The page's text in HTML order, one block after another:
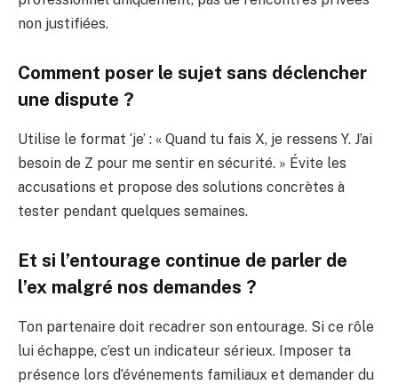
non justifiées.
Comment poser le sujet sans déclencher
une dispute ?
Utilise le format ‘je’ : « Quand tu fais X, je ressens Y. J’ai
besoin de Z pour me sentir en sécurité. » Évite les
accusations et propose des solutions concrètes à
tester pendant quelques semaines.
Et si l’entourage continue de parler de
l’ex malgré nos demandes ?
Ton partenaire doit recadrer son entourage. Si ce rôle
lui échappe, c’est un indicateur sérieux. Imposer ta
présence lors d’événements familiaux et demander du